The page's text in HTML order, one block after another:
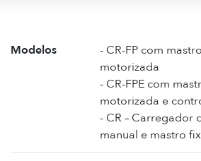
Modelos
- CR-FP com
motorizada
- CR-FPE com
motorizada e
- CR – Carregador
manual e mastro